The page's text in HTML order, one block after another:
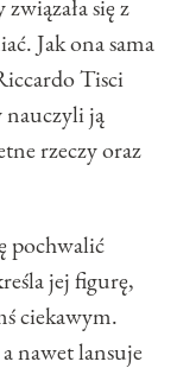
się z
Jak ona sama
Tisci
ją
rzeczy oraz
pochwalić
jej figurę,
ciekawym.
nawet lansuje